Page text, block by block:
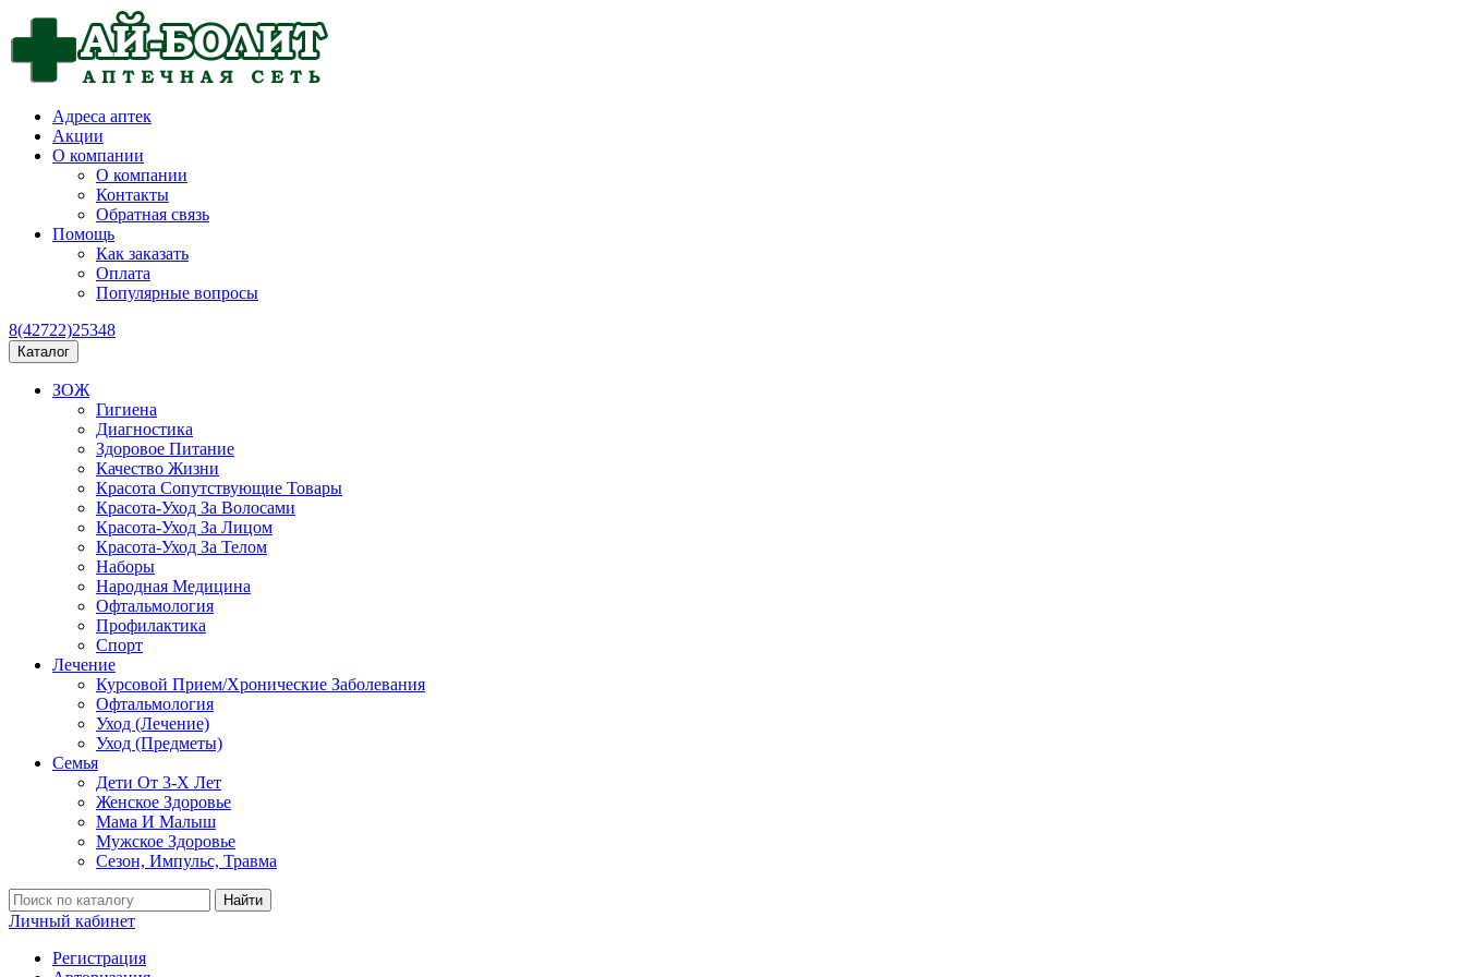
Адреса аптек
Акции
О компании
О компании
Контакты
Обратная связь
Помощь
Как заказать
Оплата
Популярные вопросы
8(42722)25348
Каталог
ЗОЖ
Гигиена
Диагностика
Здоровое Питание
Качество Жизни
Красота Сопутствующие Товары
Красота-Уход За Волосами
Красота-Уход За Лицом
Красота-Уход За Телом
Наборы
Народная Медицина
Офтальмология
Профилактика
Спорт
Лечение
Курсовой Прием/Хронические Заболевания
Офтальмология
Уход (Лечение)
Уход (Предметы)
Семья
Дети От 3-Х Лет
Женское Здоровье
Мама И Малыш
Мужское Здоровье
Сезон, Импульс, Травма
Найти
Личный кабинет
Регистрация